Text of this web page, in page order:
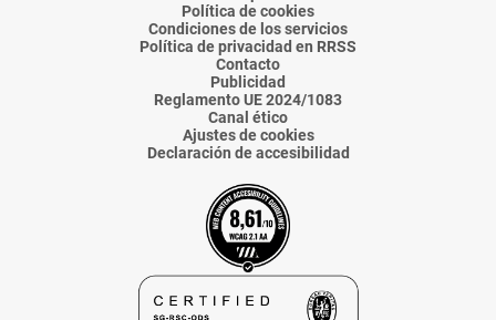
Política de cookies
Condiciones de los servicios
Política de privacidad en RRSS
Contacto
Publicidad
Reglamento UE 2024/1083
Canal ético
Ajustes de cookies
Declaración de accesibilidad